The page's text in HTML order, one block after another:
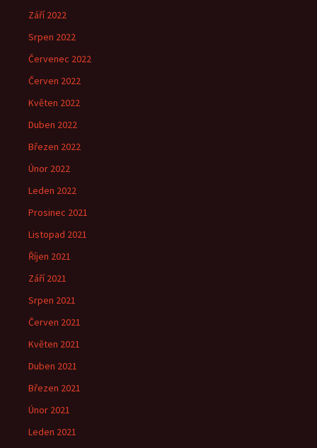
Září 2022
Srpen 2022
Červenec 2022
Červen 2022
Květen 2022
Duben 2022
Březen 2022
Únor 2022
Leden 2022
Prosinec 2021
Listopad 2021
Říjen 2021
Září 2021
Srpen 2021
Červen 2021
Květen 2021
Duben 2021
Březen 2021
Únor 2021
Leden 2021